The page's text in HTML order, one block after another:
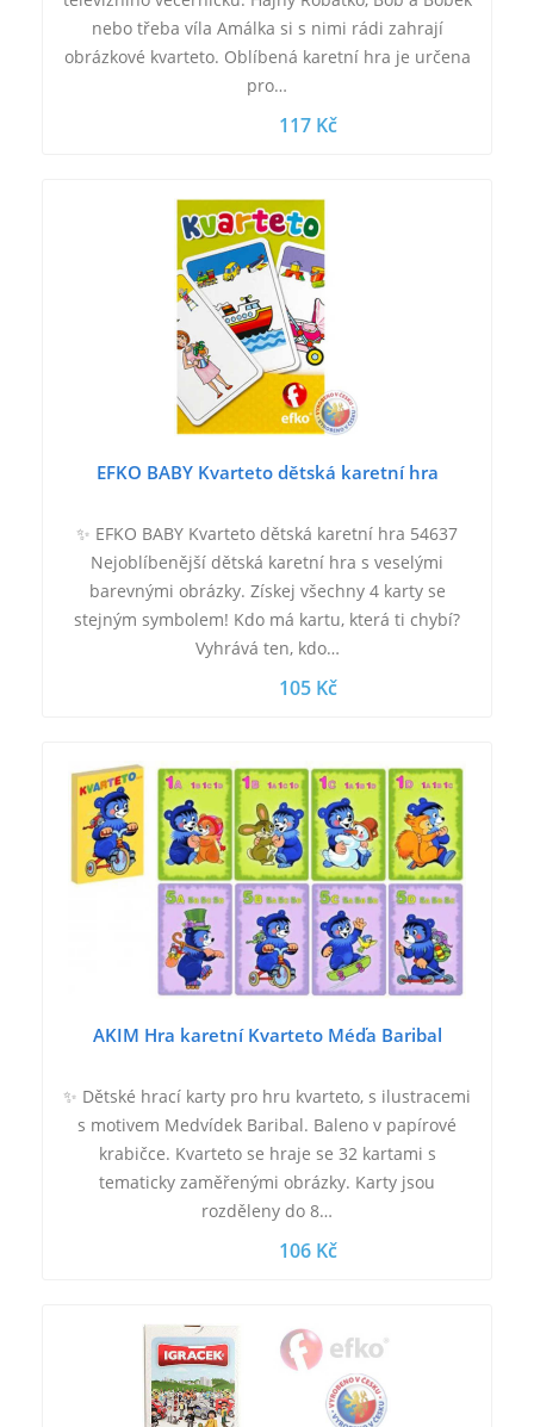
nebo třeba víla Amálka si s nimi rádi zahrají
obrázkové kvarteto. Oblíbená karetní hra je určena
pro…
117 Kč
EFKO BABY Kvarteto dětská karetní hra
✨ EFKO BABY Kvarteto dětská karetní hra 54637
Nejoblíbenější dětská karetní hra s veselými
barevnými obrázky. Získej všechny 4 karty se
stejným symbolem! Kdo má kartu, která ti chybí?
Vyhrává ten, kdo…
105 Kč
AKIM Hra karetní Kvarteto Méďa Baribal
✨ Dětské hrací karty pro hru kvarteto, s ilustracemi
s motivem Medvídek Baribal. Baleno v papírové
krabičce. Kvarteto se hraje se 32 kartami s
tematicky zaměřenými obrázky. Karty jsou
rozděleny do 8…
106 Kč